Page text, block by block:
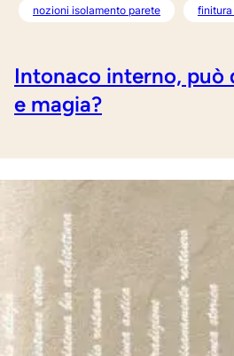
nozioni isolamento parete
Intonaco interno, può
e magia?